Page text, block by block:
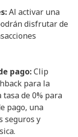
Al activar una
disfrutar de
pago:Clip
para la
de 0% para
pago, una
seguros y